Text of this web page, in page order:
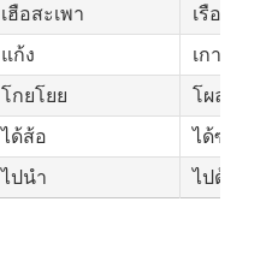
เฮือสะเพา
เรือสำเภา
แก้ง
เกาะแก่ง
โกยโยย
โผล่มา
ได้ส้อ
ได้ซักไซ้,
ไปนำ ไปด้วย